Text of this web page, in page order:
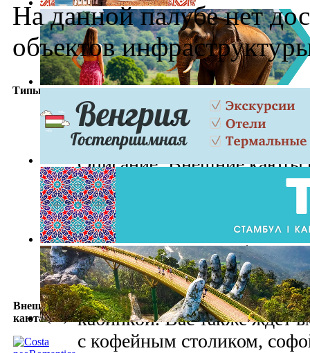
На данной палубе нет
объектов
Типы кают
Внешняя
каюта (E2)
Палуба 4 (Amsterdam)
Описание: Внешние
кв.м порадуют своих
прекрасны вид на небо и
расположены две
возможностью их
кровать размера queen-
примыкает ванная комната
кабинкой. Вас также ждет
с кофейным столиком,